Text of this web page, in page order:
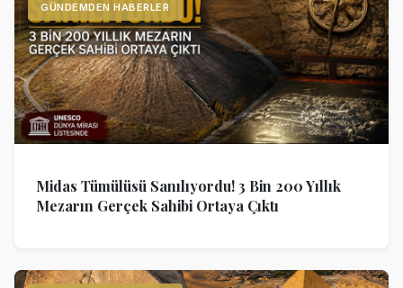
GÜNDEMDEN HABERLER
Midas Tümülüsü Sanılıyordu! 3 Bin 200 Yıllık
Mezarın Gerçek Sahibi Ortaya Çıktı